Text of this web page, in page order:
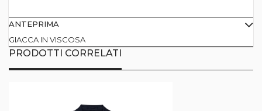
ANTEPRIMA
GIACCA IN VISCOSA
PRODOTTI CORRELATI